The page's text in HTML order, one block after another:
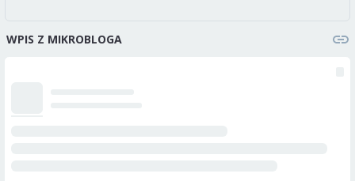
WPIS Z MIKROBLOGA